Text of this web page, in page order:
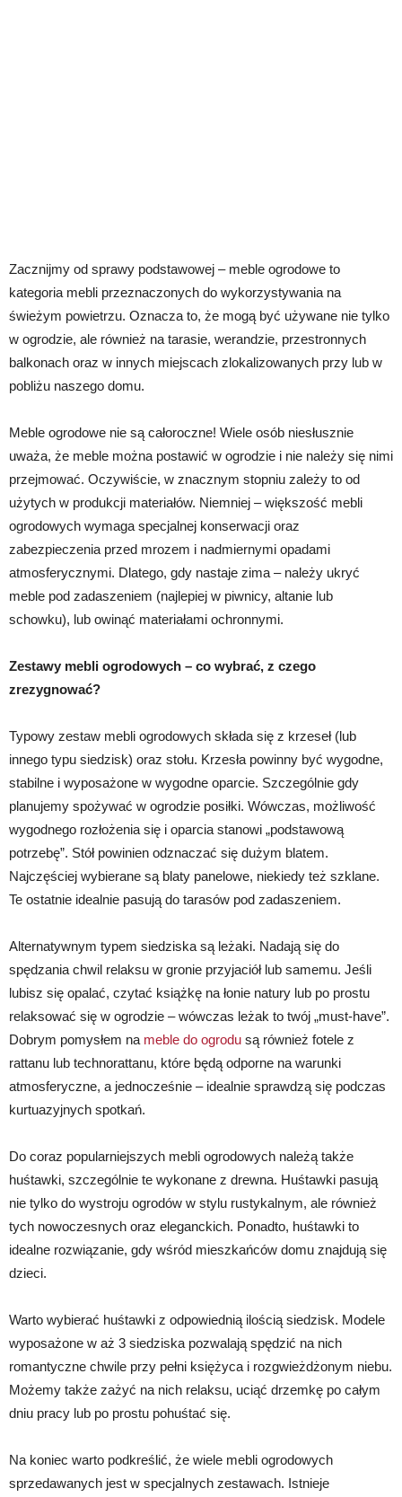
Zacznijmy od sprawy podstawowej – meble ogrodowe to
kategoria mebli przeznaczonych do wykorzystywania na
świeżym powietrzu. Oznacza to, że mogą być używane nie tylko
w ogrodzie, ale również na tarasie, werandzie, przestronnych
balkonach oraz w innych miejscach zlokalizowanych przy lub w
pobliżu naszego domu.
Meble ogrodowe nie są całoroczne! Wiele osób niesłusznie
uważa, że meble można postawić w ogrodzie i nie należy się nimi
przejmować. Oczywiście, w znacznym stopniu zależy to od
użytych w produkcji materiałów. Niemniej – większość mebli
ogrodowych wymaga specjalnej konserwacji oraz
zabezpieczenia przed mrozem i nadmiernymi opadami
atmosferycznymi. Dlatego, gdy nastaje zima – należy ukryć
meble pod zadaszeniem (najlepiej w piwnicy, altanie lub
schowku), lub owinąć materiałami ochronnymi.
Zestawy mebli ogrodowych – co wybrać, z czego
zrezygnować?
Typowy zestaw mebli ogrodowych składa się z krzeseł (lub
innego typu siedzisk) oraz stołu. Krzesła powinny być wygodne,
stabilne i wyposażone w wygodne oparcie. Szczególnie gdy
planujemy spożywać w ogrodzie posiłki. Wówczas, możliwość
wygodnego rozłożenia się i oparcia stanowi „podstawową
potrzebę”. Stół powinien odznaczać się dużym blatem.
Najczęściej wybierane są blaty panelowe, niekiedy też szklane.
Te ostatnie idealnie pasują do tarasów pod zadaszeniem.
Alternatywnym typem siedziska są leżaki. Nadają się do
spędzania chwil relaksu w gronie przyjaciół lub samemu. Jeśli
lubisz się opalać, czytać książkę na łonie natury lub po prostu
relaksować się w ogrodzie – wówczas leżak to twój „must-have”.
Dobrym pomysłem na meble do ogrodu są również fotele z
rattanu lub technorattanu, które będą odporne na warunki
atmosferyczne, a jednocześnie – idealnie sprawdzą się podczas
kurtuazyjnych spotkań.
Do coraz popularniejszych mebli ogrodowych należą także
huśtawki, szczególnie te wykonane z drewna. Huśtawki pasują
nie tylko do wystroju ogrodów w stylu rustykalnym, ale również
tych nowoczesnych oraz eleganckich. Ponadto, huśtawki to
idealne rozwiązanie, gdy wśród mieszkańców domu znajdują się
dzieci.
Warto wybierać huśtawki z odpowiednią ilością siedzisk. Modele
wyposażone w aż 3 siedziska pozwalają spędzić na nich
romantyczne chwile przy pełni księżyca i rozgwieżdżonym niebu.
Możemy także zażyć na nich relaksu, uciąć drzemkę po całym
dniu pracy lub po prostu pohuśtać się.
Na koniec warto podkreślić, że wiele mebli ogrodowych
sprzedawanych jest w specjalnych zestawach. Istnieje